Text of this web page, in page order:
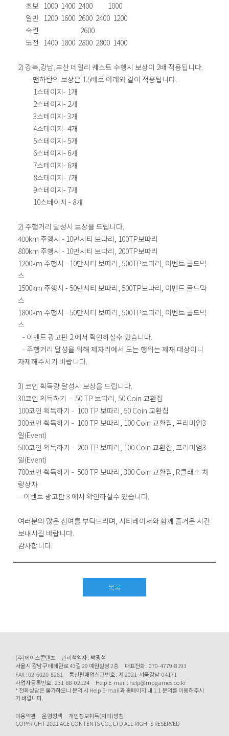
초보 1000 1400 2400 1000
일반 1200 1600 2600 2400 1200
숙련 2600
도전 1400 1800 2800 2800 1400
2) 강북,강남,부산 데일리 퀘스트 수행시 보상이 2배 적용됩니다.
- 맨하탄의 보상은 1.5배로 아래와 같이 적용됩니다.
1스테이지- 1개
2스테이지- 2개
3스테이지- 3개
4스테이지- 4개
5스테이지- 5개
6스테이지- 6개
7스테이지- 6개
8스테이지- 7개
9스테이지- 7개
10스테이지 - 8개
2) 주행거리 달성시 보상을 드립니다.
400km 주행시 - 10만시티 보따리, 100TP보따리
800km 주행시 - 10만시티 보따리, 200TP보따리
1200km 주행시 - 10만시티 보따리, 500TP보따리, 이벤트 골드믹
스
1500km 주행시 - 50만시티 보따리, 500TP보따리, 이벤트 골드믹
스
1800km 주행시 - 50만시티 보따리, 500TP보따리, 이벤트 골드믹
스
- 이벤트 광고판 2 에서 확인하실수 있습니다.
- 주행거리 달성을 위해 제자리에서 도는 행위는 제재 대상이니
자제해주시기 바랍니다.
3) 코인 획득량 달성시 보상을 드립니다.
30코인 획득하기 - 50 TP 보따리, 50 Coin 교환칩
100코인 획득하기 - 100 TP 보따리, 50 Coin 교환칩
300코인 획득하기 - 100 TP 보따리, 100 Coin 교환칩, 프리미엄3
일(Event)
500코인 획득하기 - 200 TP 보따리, 100 Coin 교환칩, 프리미엄3
일(Event)
700코인 획득하기 - 500 TP 보따리, 300 Coin 교환칩, R클래스 차
량상자
- 이벤트 광고판 3 에서 확인하실수 있습니다.
여러분의 많은 참여를 부탁드리며, 시티레이서와 함께 즐거운 시간
보내시길 바랍니다.
감사합니다.
목록
(주)에이스콘텐츠
관리책임자 : 박광석
서울시 강남구 테헤란로 43길 29 예원빌딩 2층
대표전화 : 070-4779-8193
FAX : 02-6020-8281
통신판매업신고번호 : 제 2021-서울강남-04171
사업자등록번호 : 231-88-02124
Help E-mail : help@mpgames.co.kr
* 전화상담은 불가하오니 문의 시 Help E-mail과 홈페이지 내 1:1 문의를 이용해주시
기 바랍니다.
이용약관 운영정책
개인정보취득(처리)방침
COPYRIGHT 2021 ACE CONTENTS CO., LTD ALL RIGHTS RESERVED